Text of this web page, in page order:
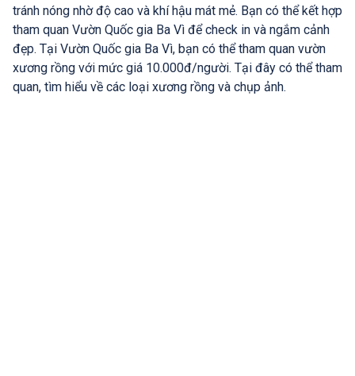
tránh nóng nhờ độ cao và khí hậu mát mẻ. Bạn có thể kết hợp
tham quan Vườn Quốc gia Ba Vì để check in và ngắm cảnh
đẹp. Tại Vườn Quốc gia Ba Vì, bạn có thể tham quan vườn
xương rồng với mức giá 10.000đ/người. Tại đây có thể tham
quan, tìm hiểu về các loại xương rồng và chụp ảnh.